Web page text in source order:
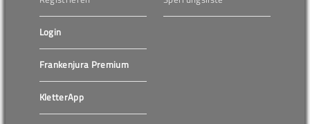
Login
Frankenjura Premium
KletterApp